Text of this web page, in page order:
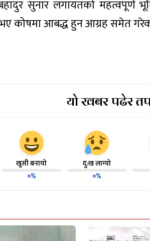
सुनार लगायतको महत्वपूर्ण
कोषमा आबद्ध हुन आग्रह समेत
यो खबर पढेर
खुसी बनायो
०%
दु:ख लाग्यो
०%